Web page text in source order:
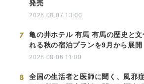
発売
2026.08.07 13:00
7
亀の井ホテル 有馬 有馬の歴史と
れる秋の宿泊プランを9月から展開
2026.08.06 11:00
8
全国の生活者と医師に聞く、風邪